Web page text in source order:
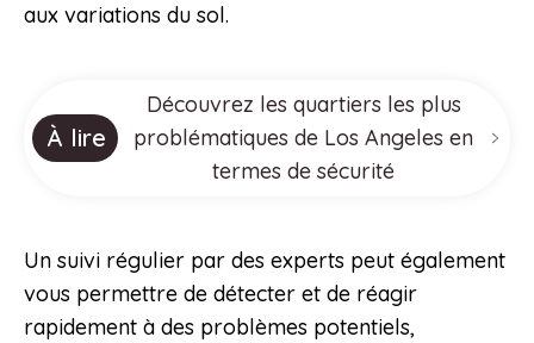
aux variations du sol.
À lire
Découvrez les quartiers les plus
problématiques de Los Angeles en
termes de sécurité
Un suivi régulier par des experts peut également
vous permettre de détecter et de réagir
rapidement à des problèmes potentiels,